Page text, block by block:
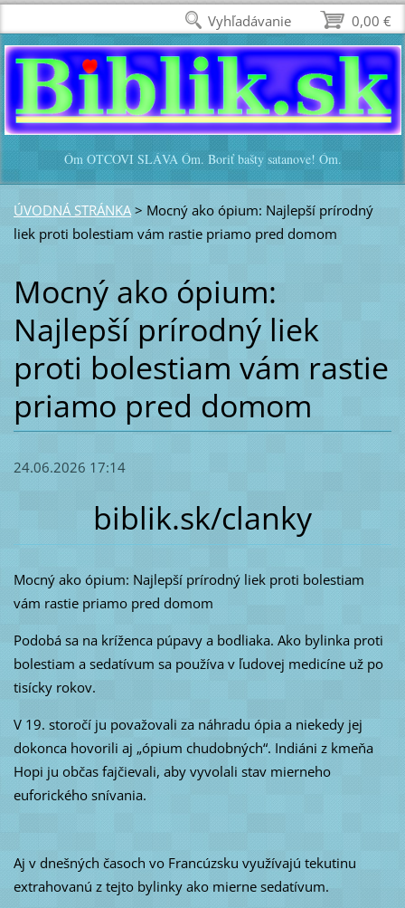
Óm OTCOVI SLÁVA Óm. Boriť bašty satanove! Óm.
ÚVODNÁ STRÁNKA > Mocný ako ópium: Najlepší prírodný
liek proti bolestiam vám rastie priamo pred domom
Mocný ako ópium:
Najlepší prírodný liek
proti bolestiam vám rastie
priamo pred domom
24.06.2026 17:14
biblik.sk/clanky
Mocný ako ópium: Najlepší prírodný liek proti bolestiam
vám rastie priamo pred domom
Podobá sa na kríženca púpavy a bodliaka. Ako bylinka proti
bolestiam a sedatívum sa používa v ľudovej medicíne už po
tisícky rokov.
V 19. storočí ju považovali za náhradu ópia a niekedy jej
dokonca hovorili aj „ópium chudobných“. Indiáni z kmeňa
Hopi ju občas fajčievali, aby vyvolali stav mierneho
euforického snívania.
Aj v dnešných časoch vo Francúzsku využívajú tekutinu
extrahovanú z tejto bylinky ako mierne sedatívum.
0,00 €
Vyhľadávanie